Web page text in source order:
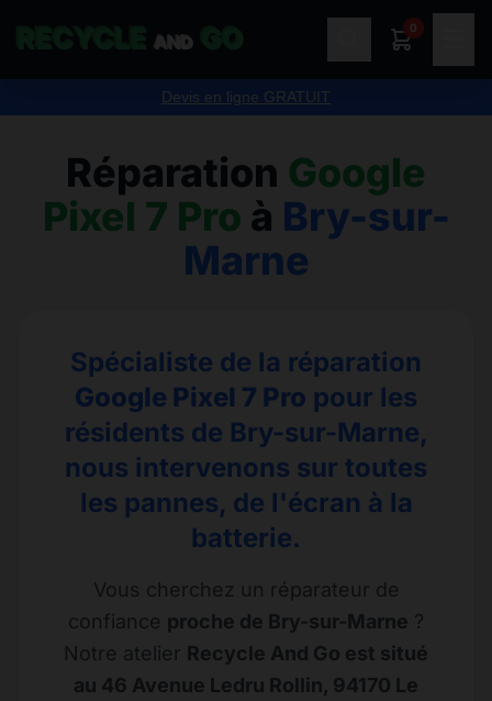
AND
0
Devis en ligne GRATUIT
Réparation Google
Pixel 7 Pro à Bry-sur-
Marne
Spécialiste de la réparation
Google Pixel 7 Pro pour les
résidents de Bry-sur-Marne,
nous intervenons sur toutes
les pannes, de l'écran à la
batterie.
Vous cherchez un réparateur de
confiance proche de Bry-sur-Marne ?
Notre atelier Recycle And Go est situé
au 46 Avenue Ledru Rollin, 94170 Le